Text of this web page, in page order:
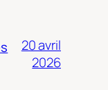
20 avril
2026